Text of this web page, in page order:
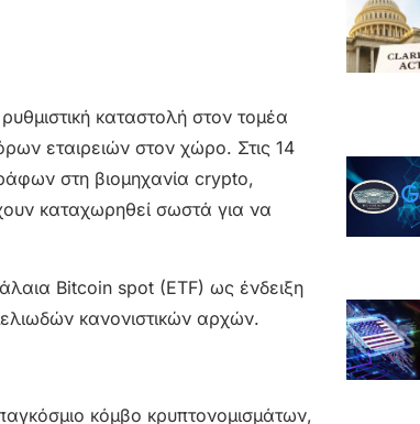
καταστολή στον τομέα
εταιρειών στον χώρο. Στις 14
στη βιομηχανία crypto,
καταχωρηθεί σωστά για να
Bitcoin spot (ETF) ως ένδειξη
κανονιστικών αρχών.
κόμβο κρυπτονομισμάτων,